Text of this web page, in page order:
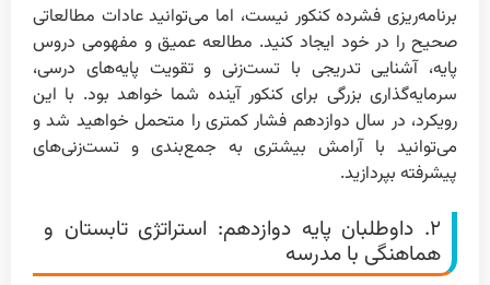
برنامه‌ریزی فشرده کنکور نیست، اما می‌توانید عادات مطالعاتی
صحیح را در خود ایجاد کنید. مطالعه عمیق و مفهومی دروس
پایه، آشنایی تدریجی با تست‌زنی و تقویت پایه‌های درسی،
سرمایه‌گذاری بزرگی برای کنکور آینده شما خواهد بود. با این
رویکرد، در سال دوازدهم فشار کمتری را متحمل خواهید شد و
می‌توانید با آرامش بیشتری به جمع‌بندی و تست‌زنی‌های
پیشرفته بپردازید.
۲. داوطلبان پایه دوازدهم: استراتژی تابستان و
هماهنگی با مدرسه